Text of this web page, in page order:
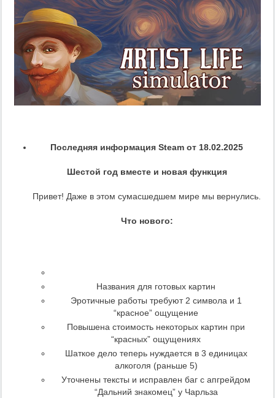
Последняя информация Steam от 18.02.2025
Шестой год вместе и новая функция
Привет! Даже в этом сумасшедшем мире мы вернулись.
Что нового:
Названия для готовых картин
Эротичные работы требуют 2 символа и 1
“красное” ощущение
Повышена стоимость некоторых картин при
“красных” ощущениях
Шаткое дело теперь нуждается в 3 единицах
алкоголя (раньше 5)
Уточнены тексты и исправлен баг с апгрейдом
“Дальний знакомец” у Чарльза